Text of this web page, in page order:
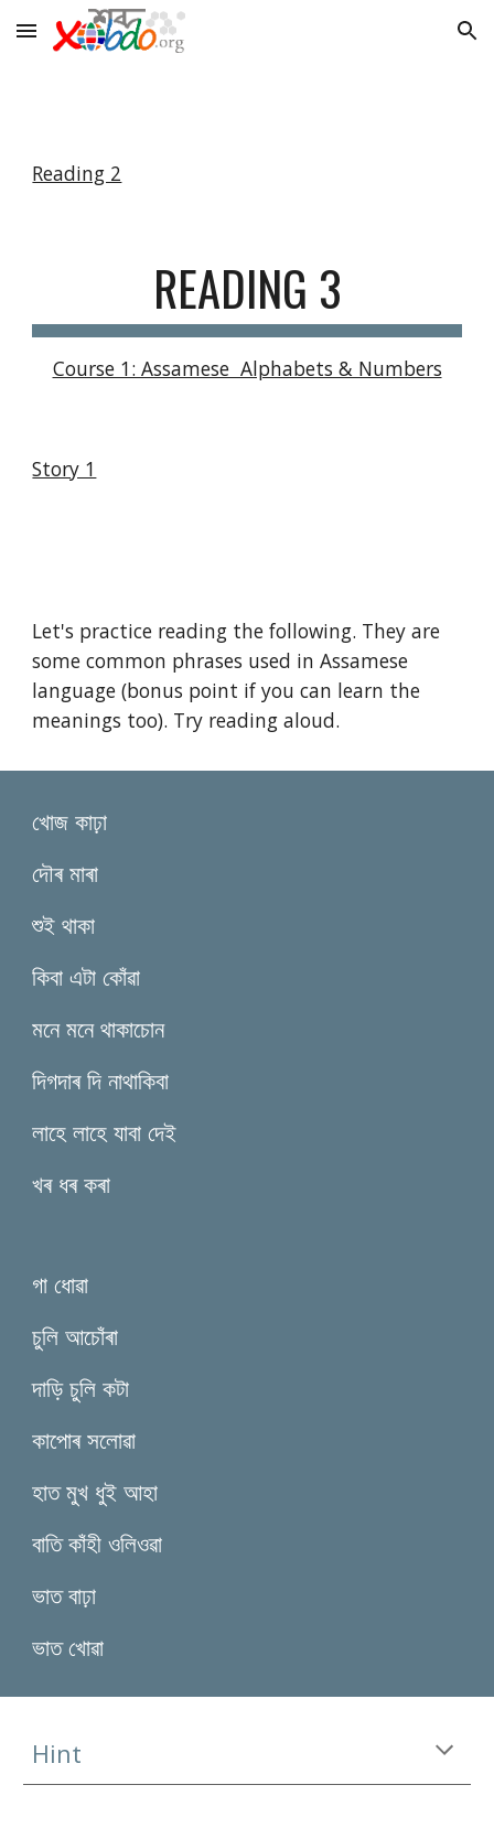
Skip to main content Skip to navigation
Reading 2
READING 3
Course 1: Assamese Alphabets & Numbers
Story 1
Let's practice reading the following. They are
some common phrases used in Assamese
language (bonus point if you can learn the
meanings too). Try reading aloud.
খোজ কাঢ়া
দৌৰ মাৰা
শুই থাকা
কিবা এটা কোঁৱা
মনে মনে থাকাচোন
দিগদাৰ দি নাথাকিবা
লাহে লাহে যাবা দেই
খৰ ধৰ কৰা
গা ধোৱা
চুলি আচোঁৰা
দাড়ি চুলি কটা
কাপোৰ সলোৱা
হাত মুখ ধুই আহা
বাতি কাঁহী ওলিওৱা
ভাত বাঢ়া
ভাত খোৱা
Hint